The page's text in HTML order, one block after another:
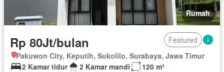
Rumah
Rp 80Jt/bulan
Featured
Pakuwon City, Keputih, Sukolilo, Surabaya, Jawa Timur
2 Kamar tidur
2 Kamar mandi
120 m²